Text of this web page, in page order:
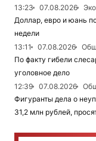
13:23
07.08.2026
Доллар, евро и юань
недели
13:11
07.08.2026
По факту гибели
уголовное дело
12:39
07.08.2026
Фигуранты дела о
31,2 млн рублей,